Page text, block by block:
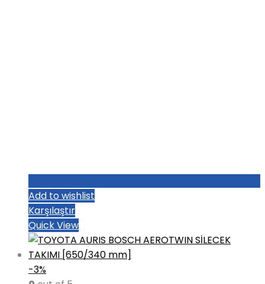
Add to wishlist
Karşılaştır
Quick View
-3%